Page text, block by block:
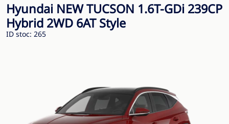
Hyundai NEW TUCSON 1.6T-GDi 239CP
Hybrid 2WD 6AT Style
ID stoc: 265